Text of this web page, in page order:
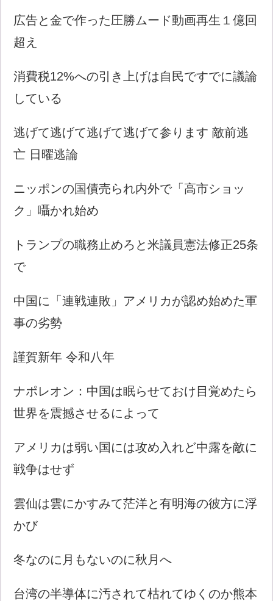
広告と金で作った圧勝ムード動画再生１億回
超え
消費税12%への引き上げは自民ですでに議論
している
逃げて逃げて逃げて逃げて参ります 敵前逃
亡 日曜逃論
ニッポンの国債売られ内外で「高市ショッ
ク」囁かれ始め
トランプの職務止めろと米議員憲法修正25条
で
中国に「連戦連敗」アメリカが認め始めた軍
事の劣勢
謹賀新年 令和八年
ナポレオン：中国は眠らせておけ目覚めたら
世界を震撼させるによって
アメリカは弱い国には攻め入れど中露を敵に
戦争はせず
雲仙は雲にかすみて茫洋と有明海の彼方に浮
かび
冬なのに月もないのに秋月へ
台湾の半導体に汚されて枯れてゆくのか熊本